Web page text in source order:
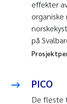
effekter
på
PICO
De fleste